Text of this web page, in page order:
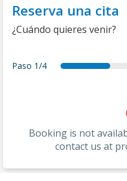
Reserva una cita
¿Cuándo quieres venir?
Paso 1/4 date
Booking is not
contact us at